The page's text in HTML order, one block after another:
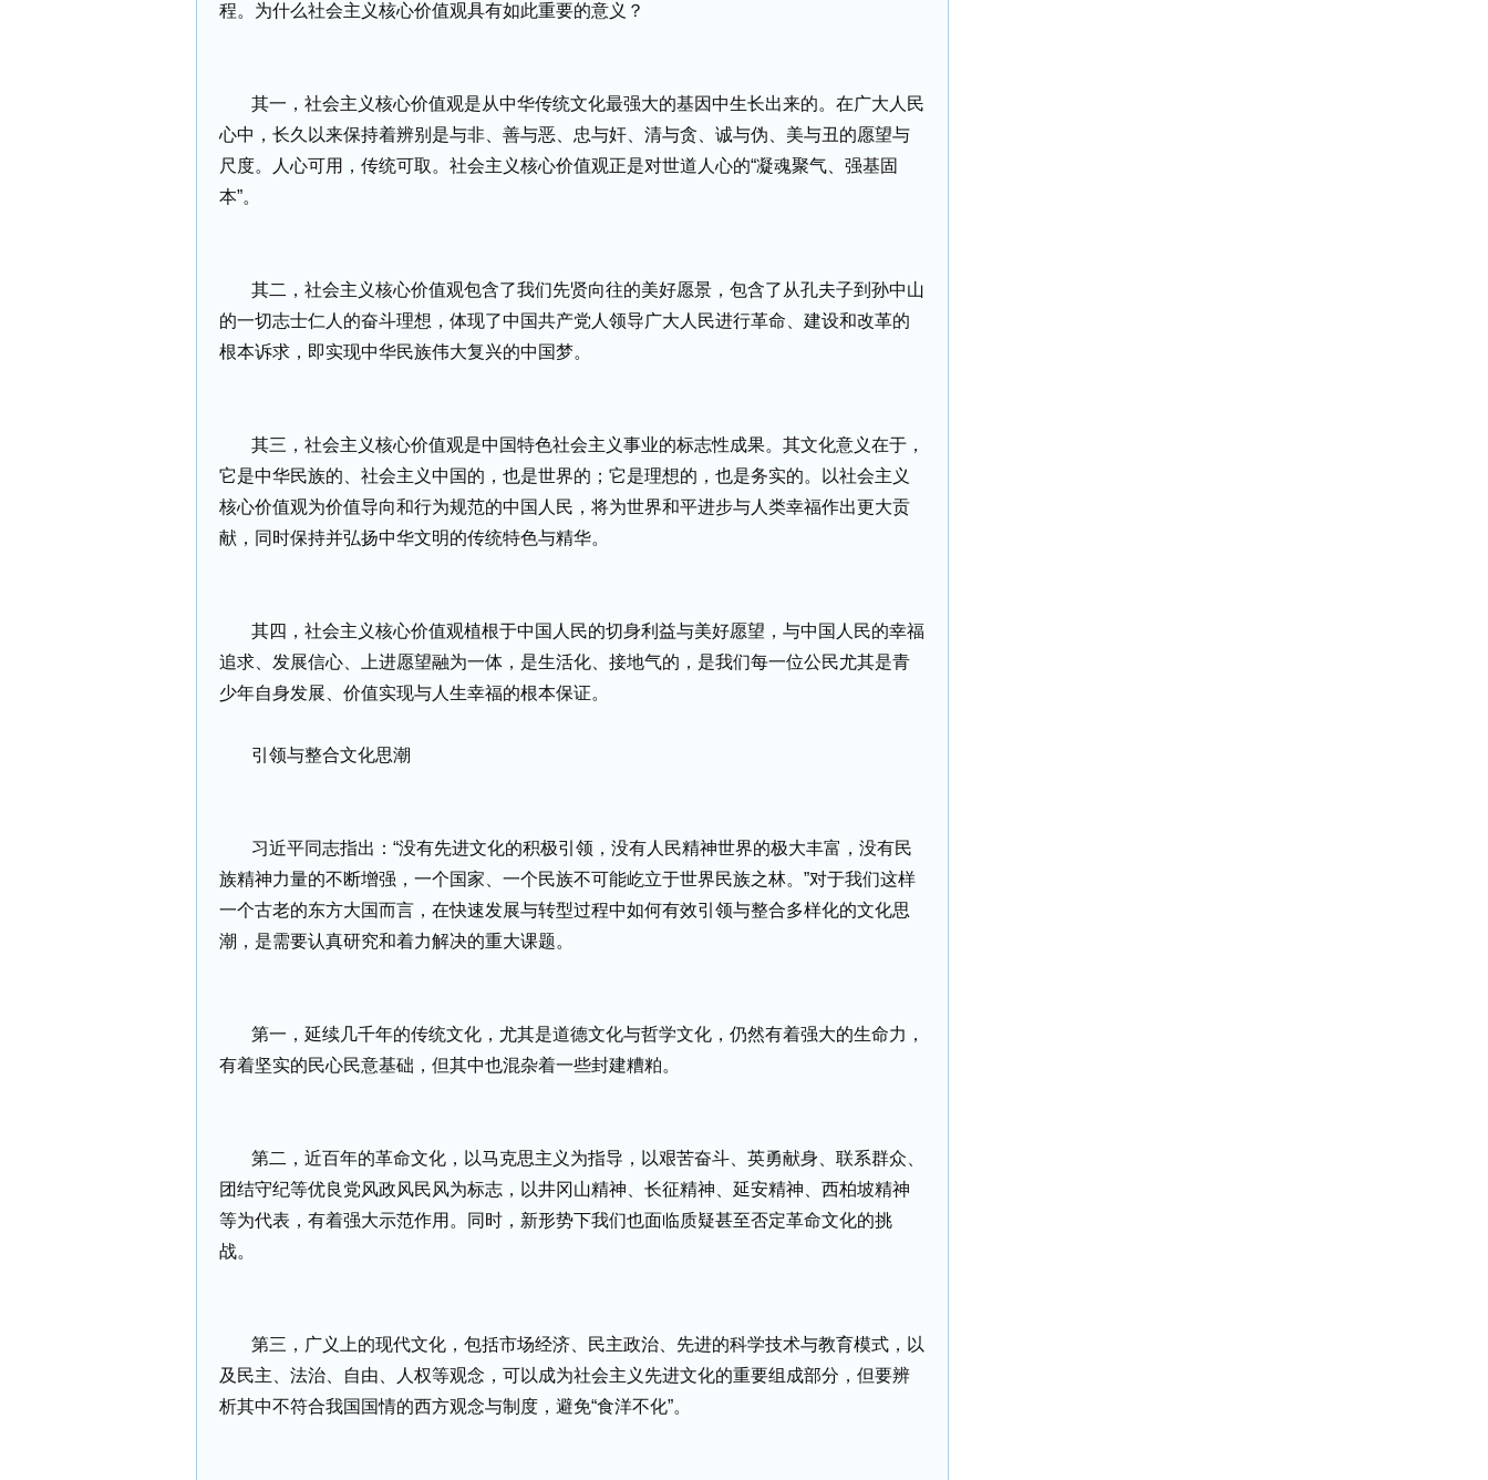
程。为什么社会主义核心价值观具有如此重要的意义？
其一，社会主义核心价值观是从中华传统文化最强大的基因中生长出来的。在广大人民
心中，长久以来保持着辨别是与非、善与恶、忠与奸、清与贪、诚与伪、美与丑的愿望与
尺度。人心可用，传统可取。社会主义核心价值观正是对世道人心的“凝魂聚气、强基固
本”。
其二，社会主义核心价值观包含了我们先贤向往的美好愿景，包含了从孔夫子到孙中山
的一切志士仁人的奋斗理想，体现了中国共产党人领导广大人民进行革命、建设和改革的
根本诉求，即实现中华民族伟大复兴的中国梦。
其三，社会主义核心价值观是中国特色社会主义事业的标志性成果。其文化意义在于，
它是中华民族的、社会主义中国的，也是世界的；它是理想的，也是务实的。以社会主义
核心价值观为价值导向和行为规范的中国人民，将为世界和平进步与人类幸福作出更大贡
献，同时保持并弘扬中华文明的传统特色与精华。
其四，社会主义核心价值观植根于中国人民的切身利益与美好愿望，与中国人民的幸福
追求、发展信心、上进愿望融为一体，是生活化、接地气的，是我们每一位公民尤其是青
少年自身发展、价值实现与人生幸福的根本保证。
引领与整合文化思潮
习近平同志指出：“没有先进文化的积极引领，没有人民精神世界的极大丰富，没有民
族精神力量的不断增强，一个国家、一个民族不可能屹立于世界民族之林。”对于我们这样
一个古老的东方大国而言，在快速发展与转型过程中如何有效引领与整合多样化的文化思
潮，是需要认真研究和着力解决的重大课题。
第一，延续几千年的传统文化，尤其是道德文化与哲学文化，仍然有着强大的生命力，
有着坚实的民心民意基础，但其中也混杂着一些封建糟粕。
第二，近百年的革命文化，以马克思主义为指导，以艰苦奋斗、英勇献身、联系群众、
团结守纪等优良党风政风民风为标志，以井冈山精神、长征精神、延安精神、西柏坡精神
等为代表，有着强大示范作用。同时，新形势下我们也面临质疑甚至否定革命文化的挑
战。
第三，广义上的现代文化，包括市场经济、民主政治、先进的科学技术与教育模式，以
及民主、法治、自由、人权等观念，可以成为社会主义先进文化的重要组成部分，但要辨
析其中不符合我国国情的西方观念与制度，避免“食洋不化”。